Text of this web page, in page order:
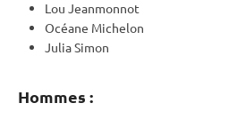
Lou Jeanmonnot
Océane Michelon
Julia Simon
Hommes :